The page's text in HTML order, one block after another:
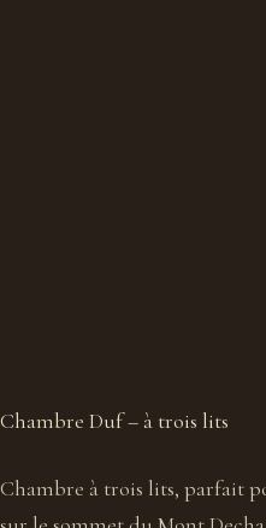
Chambre Duf – à trois lits
Chambre à trois lits, parfait